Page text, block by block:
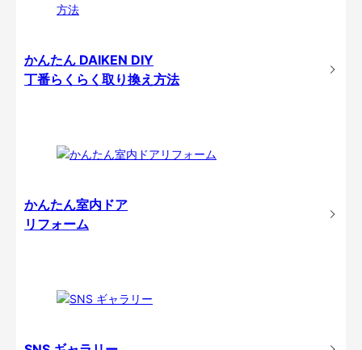
かんたん DAIKEN DIY
丁番らくらく取り換え方法
かんたん室内ドア
リフォーム